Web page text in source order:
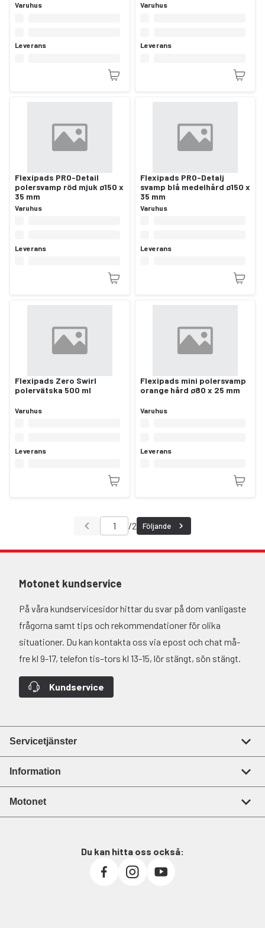
Varuhus
Leverans
Varuhus
Leverans
Flexipads PRO-Detail
polersvamp röd mjuk ø150 x
35 mm
Varuhus
Leverans
Flexipads PRO-Detalj
svamp blå medelhård ø150 x
35 mm
Varuhus
Leverans
Flexipads Zero Swirl
polervätska 500 ml
Varuhus
Leverans
Flexipads mini polersvamp
orange hård ø80 x 25 mm
Varuhus
Leverans
/2 Följande
Motonet kundservice
På våra kundservicesidor hittar du svar på dom vanligaste
frågorna samt tips och rekommendationer för olika
situationer. Du kan kontakta oss via epost och chat må-
fre kl 9-17, telefon tis–tors kl 13-15, lör stängt, sön stängt.
Kundservice
Servicetjänster
Information
Motonet
Du kan hitta oss också: